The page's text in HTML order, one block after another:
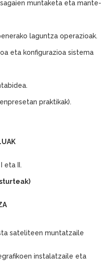
muntaketa eta mante-
laguntza operazioak.
eta konfigurazioa sistema
praktikak).
eta II.
sateliteen muntatzaile
instalatzaile eta